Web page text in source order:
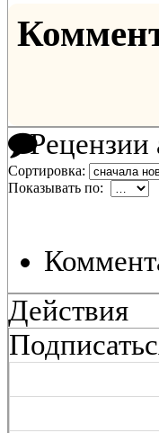
Рецензии
Сортировка:
Показывать по:
Действия